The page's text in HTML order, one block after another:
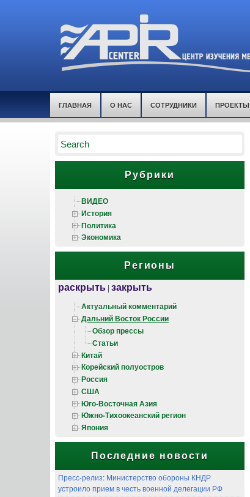
ГЛАВНАЯ О НАС СОТРУДНИКИ ПРОЕКТЫ
Рубрики
ВИДЕО
История
Политика
Экономика
Регионы
раскрыть | закрыть
Актуальный комментарий
Дальний Восток России
Обзор прессы
Статьи
Китай
Корейский полуостров
Россия
США
Юго-Восточная Азия
Южно-Тихоокеанский регион
Япония
Последние новости
Пресс-релиз: Министерство обороны КНДР
устроило прием в честь военной делегации РФ